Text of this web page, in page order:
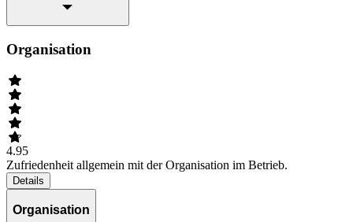
Organisation
4.95
Zufriedenheit allgemein mit der Organisation im Betrieb.
Details
Organisation